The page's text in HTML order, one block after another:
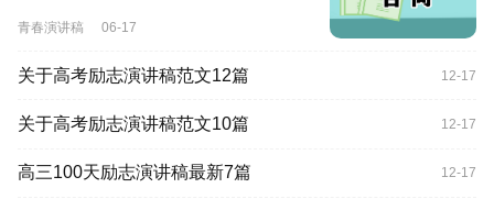
青春演讲稿 06-17
关于高考励志演讲稿范文12篇 12-17
关于高考励志演讲稿范文10篇 12-17
高三100天励志演讲稿最新7篇 12-17